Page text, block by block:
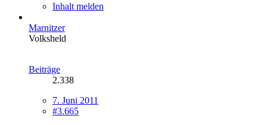
Inhalt melden
Marnitzer
Volksheld
Beiträge
2.338
7. Juni 2011
#3.665